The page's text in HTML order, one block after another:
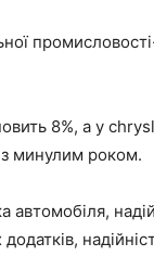
8%, а у
з минулим роком.